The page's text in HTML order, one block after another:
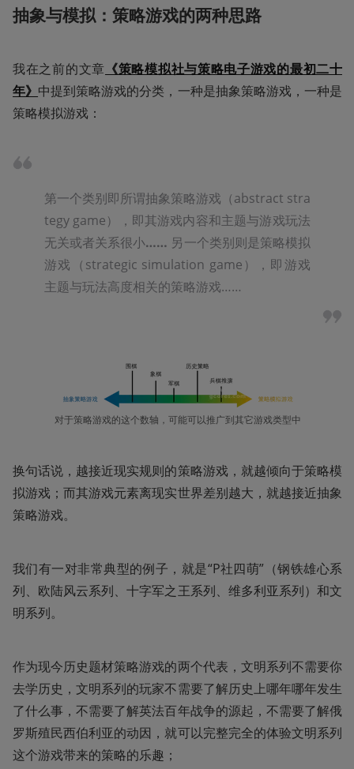
抽象与模拟：策略游戏的两种思路
我在之前的文章 《策略模拟社与策略电子游戏的最初二十
年》 中提到策略游戏的分类，一种是抽象策略游戏，一种是
策略模拟游戏：
第一个类别即所谓抽象策略游戏（abstract stra
tegy game），即其游戏内容和主题与游戏玩法
无关或者关系很小…… 另一个类别则是策略模拟
游戏（strategic simulation game），即游戏
主题与玩法高度相关的策略游戏……
对于策略游戏的这个数轴，可能可以推广到其它游戏类型中
换句话说，越接近现实规则的策略游戏，就越倾向于策略模
拟游戏；而其游戏元素离现实世界差别越大，就越接近抽象
策略游戏。
我们有一对非常典型的例子，就是“P社四萌”（钢铁雄心系
列、欧陆风云系列、十字军之王系列、维多利亚系列）和文
明系列。
作为现今历史题材策略游戏的两个代表，文明系列不需要你
去学历史，文明系列的玩家不需要了解历史上哪年哪年发生
了什么事，不需要了解英法百年战争的源起，不需要了解俄
罗斯殖民西伯利亚的动因，就可以完整完全的体验文明系列
这个游戏带来的策略的乐趣；